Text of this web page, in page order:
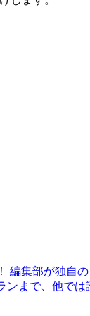
編集部が独自
まで、他で